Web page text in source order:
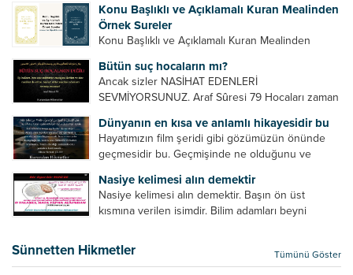
cariyelerinizi dünya hayatının menfaatini elde
etmek için fuhuş yapmaya zorlamayın. Her...
Konu Başlıklı ve Açıklamalı Kuran Mealinden
Örnek Sureler
Konu Başlıklı ve Açıklamalı Kuran Mealinden
Bütün suç hocaların mı?
Ancak sizler NASİHAT EDENLERİ
SEVMİYORSUNUZ. Araf Sûresi 79 Hocaları zaman
geliştirmeleri hususunda bazen açık bazen gizli
tenkitlerde bulunmuşuzdur. Örneğin hocalarda
olması gereken hususları sıralar ve...
Dünyanın en kısa ve anlamlı hikayesidir bu
Hayatımızın film şeridi gibi gözümüzün önünde
geçmesidir bu. Geçmişinde ne olduğunu ve
âyetlere baksın. Hayatı özetler misin sorusuna
verilebilecek en kısa ve bir o...
Nasiye kelimesi alın demektir
Nasiye kelimesi alın demektir. Başın ön üst
kısmına verilen isimdir. Bilim adamları beyni
Beynin ön kısmında bulunan bölüme ön bellek
denir. Bu kısım insan vücudunda...
Sünnetten Hikmetler Tümünü Göster